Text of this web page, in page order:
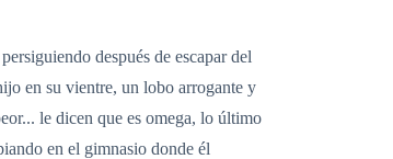
después de escapar del
en su vientre, un lobo arrogante y
le dicen que es omega, lo último
en el gimnasio donde él